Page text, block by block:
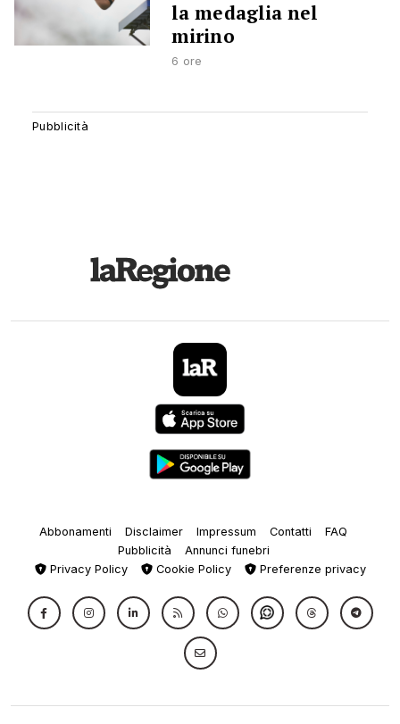
la medaglia nel
mirino
6 ore
Abbonamenti Disclaimer Impressum Contatti
FAQ
Pubblicità
Annunci funebri
Privacy Policy
Cookie Policy Preferenze privacy